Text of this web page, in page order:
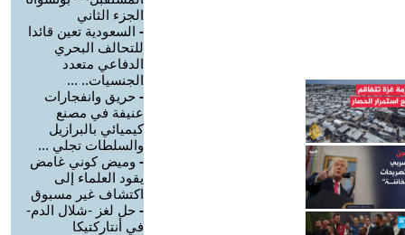
الجزء الثاني
- السعودية تعين قائدا
للتحالف البحري
الدفاعي متعدد
الجنسيات.. ...
- حريق وانفجارات
عنيفة في مصنع
كيميائي بالبرازيل
والسلطات تجلي ...
- وميض كوني غامض
يقود العلماء إلى
اكتشاف غير مسبوق
- حل لغز -شلال الدم-
في أنتاركتيكا